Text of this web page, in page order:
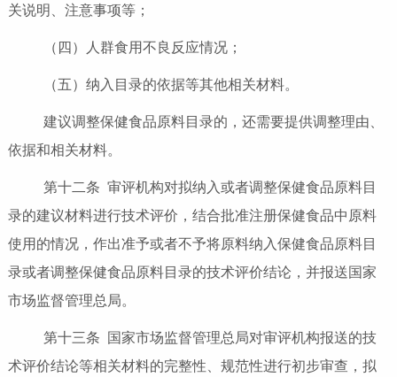
关说明、注意事项等；
（四）人群食用不良反应情况；
（五）纳入目录的依据等其他相关材料。
建议调整保健食品原料目录的，还需要提供调整理由、
依据和相关材料。
第十二条 审评机构对拟纳入或者调整保健食品原料目
录的建议材料进行技术评价，结合批准注册保健食品中原料
使用的情况，作出准予或者不予将原料纳入保健食品原料目
录或者调整保健食品原料目录的技术评价结论，并报送国家
市场监督管理总局。
第十三条 国家市场监督管理总局对审评机构报送的技
术评价结论等相关材料的完整性、规范性进行初步审查，拟